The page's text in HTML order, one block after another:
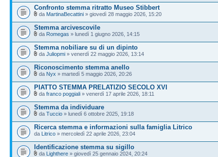
Confronto stemma ritratto Museo Stibbert
da MartinaBecattini » giovedì 28 maggio 2026, 15:20
Stemma arcivescovile
da Romegas » lunedì 1 giugno 2026, 14:15
Stemma nobiliare su di un dipinto
da Juliopmi » venerdì 22 maggio 2026, 13:14
Riconoscimento stemma anello
da Nyx » martedì 5 maggio 2026, 20:26
PIATTO STEMMA PRELATIZIO SECOLO XVI
da franco poggiali » venerdì 17 aprile 2026, 18:11
Stemma da individuare
da Tuccio » lunedì 6 ottobre 2025, 19:18
Ricerca stemma e informazioni sulla famiglia Litrico
da Litrico » mercoledì 22 aprile 2026, 23:04
Identificazione stemma su sigillo
da Lighthere » giovedì 25 gennaio 2024, 20:24